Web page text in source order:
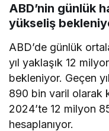
ABD’nin günlük
yükseliş
ABD’de günlük
yıl yaklaşık 12
bekleniyor. Geçen
890 bin varil olarak
2024’te 12 milyon
hesaplanıyor.